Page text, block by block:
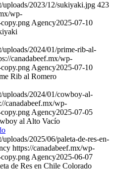
uploads/2023/12/sukiyaki.jpg 423
wp-
Agency2025-07-10
uploads/2024/01/prime-rib-al-
canadabeef.mx/wp-
Agency2025-07-10
Rib al Romero
uploads/2024/01/cowboy-al-
canadabeef.mx/wp-
Agency2025-07-05
al Alto Vacío
2025/06/paleta-de-res-en-
https://canadabeef.mx/wp-
Agency2025-06-07
de Res en Chile Colorado